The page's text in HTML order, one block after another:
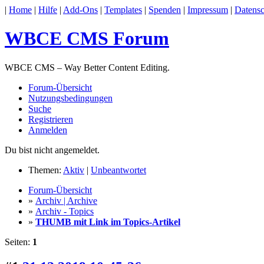
| Home | Hilfe | Add-Ons | Templates | Spenden | Impressum |
WBCE CMS Forum
WBCE CMS – Way Better Content Editing.
Forum-Übersicht
Nutzungsbedingungen
Suche
Registrieren
Anmelden
Du bist nicht angemeldet.
Themen: Aktiv | Unbeantwortet
Forum-Übersicht
» Archiv | Archive
» Archiv - Topics
» THUMB mit Link im Topics-Artikel
Seiten: 1